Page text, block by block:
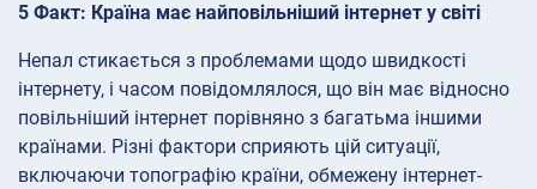
5 Факт: Країна має найповільніший інтернет у світі
Непал стикається з проблемами щодо швидкості
інтернету, і часом повідомлялося, що він має відносно
повільніший інтернет порівняно з багатьма іншими
країнами. Різні фактори сприяють цій ситуації,
включаючи топографію країни, обмежену інтернет-